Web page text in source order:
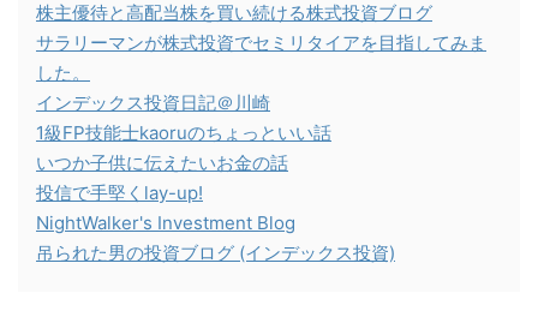
株主優待と高配当株を買い続ける株式投資ブログ
サラリーマンが株式投資でセミリタイアを目指してみま
した。
インデックス投資日記＠川崎
1級FP技能士kaoruのちょっといい話
いつか子供に伝えたいお金の話
投信で手堅くlay-up!
NightWalker's Investment Blog
吊られた男の投資ブログ (インデックス投資)